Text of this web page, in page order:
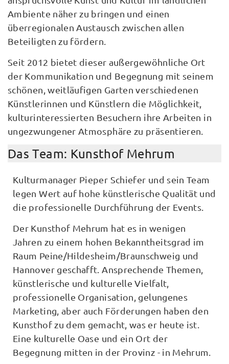
Ambiente näher zu bringen und einen
überregionalen Austausch zwischen allen
Beteiligten zu fördern.
Seit 2012 bietet dieser außergewöhnliche Ort
der Kommunikation und Begegnung mit seinem
schönen, weitläufigen Garten verschiedenen
Künstlerinnen und Künstlern die Möglichkeit,
kulturinteressierten Besuchern ihre Arbeiten in
ungezwungener Atmosphäre zu präsentieren.
Das Team: Kunsthof Mehrum
Kulturmanager Pieper Schiefer und sein Team
legen Wert auf hohe künstlerische Qualität und
die professionelle Durchführung der Events.
Der Kunsthof Mehrum hat es in wenigen
Jahren zu einem hohen Bekanntheitsgrad im
Raum Peine/Hildesheim/Braunschweig und
Hannover geschafft. Ansprechende Themen,
künstlerische und kulturelle Vielfalt,
professionelle Organisation, gelungenes
Marketing, aber auch Förderungen haben den
Kunsthof zu dem gemacht, was er heute ist.
Eine kulturelle Oase und ein Ort der
Begegnung mitten in der Provinz - in Mehrum.